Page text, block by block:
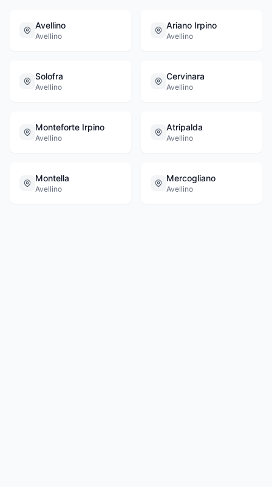
Avellino
Avellino
Ariano Irpino
Avellino
Solofra
Avellino
Cervinara
Avellino
Monteforte Irpino
Avellino
Atripalda
Avellino
Montella
Avellino
Mercogliano
Avellino